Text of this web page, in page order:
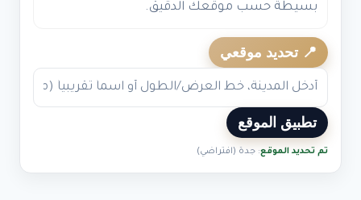
بسيطة حسب موقعك الدقيق.
📍 تحديد موقعي
تطبيق الموقع
تم تحديد الموقع: جدة (افتراضي)